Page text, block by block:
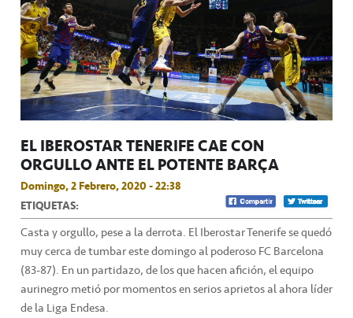
EL IBEROSTAR TENERIFE CAE CON
ORGULLO ANTE EL POTENTE BARÇA
Domingo, 2 Febrero, 2020 - 22:38
ETIQUETAS:
Casta y orgullo, pese a la derrota. El Iberostar Tenerife se quedó
muy cerca de tumbar este domingo al poderoso FC Barcelona
(83-87). En un partidazo, de los que hacen afición, el equipo
aurinegro metió por momentos en serios aprietos al ahora líder
de la Liga Endesa.